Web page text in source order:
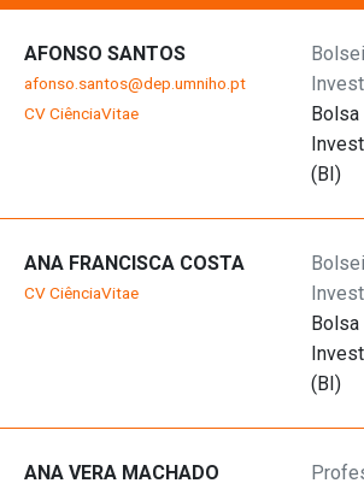
AFONSO SANTOS
afonso.santos@dep.umniho.pt
CV CiênciaVitae
Bolsa
(BI)
ANA FRANCISCA COSTA
CV CiênciaVitae
Bolsa
(BI)
ANA VERA MACHADO